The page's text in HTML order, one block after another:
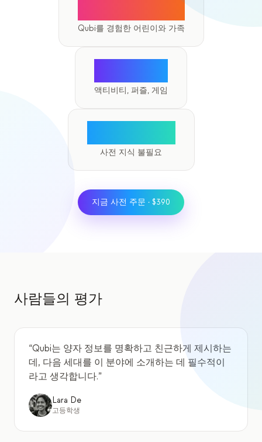
Qubi를 경험한 어린이와 가족
액티비티, 퍼즐, 게임
사전 지식 불필요
지금 사전 주문 · $390
사람들의 평가
“Qubi는 양자 정보를 명확하고 친근하게 제시하는
데, 다음 세대를 이 분야에 소개하는 데 필수적이
라고 생각합니다.”
Lara De
고등학생